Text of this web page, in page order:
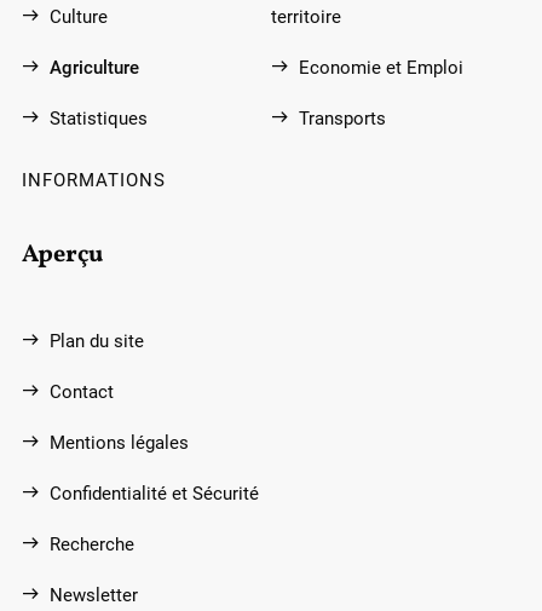
Culture
territoire
Agriculture Economie et Emploi
Statistiques Transports
INFORMATIONS
Aperçu
Plan du site
Contact
Mentions légales
Confidentialité et Sécurité
Recherche
Newsletter